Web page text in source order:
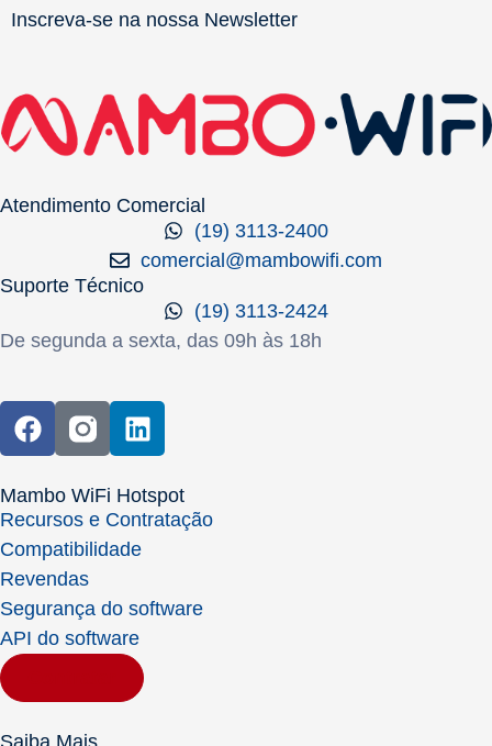
Inscreva-se na nossa Newsletter
Atendimento Comercial
(19) 3113-2400
comercial@mambowifi.com
Suporte Técnico
(19) 3113-2424
De segunda a sexta, das 09h às 18h
Mambo WiFi Hotspot
Recursos e Contratação
Compatibilidade
Revendas
Segurança do software
API do software